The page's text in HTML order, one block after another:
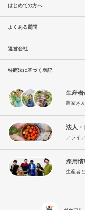
はじめての方へ
よくある質問
運営会社
特商法に基づく表記
生産者
農家さ
法人・
アライ
採用情
生産者